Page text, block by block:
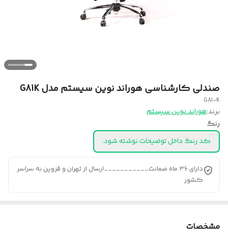
صندلی کارشناسی هوراند نوین سیستم مدل G81K
G81-K
برند:هوراند نوین سیستم
رنگ
کد رنگ داخل توضیحات نوشته شود.
دارای 36 ماه ضمانت___________ارسال از تهران و قزوین به سراسر
کشور
مشخصات